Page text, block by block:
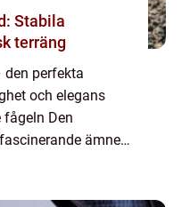
Stabila
terräng
perfekta
och elegans
fågeln Den
ämne